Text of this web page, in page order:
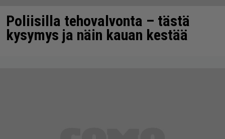
Poliisilla tehovalvonta – tästä
kysymys ja näin kauan kestää